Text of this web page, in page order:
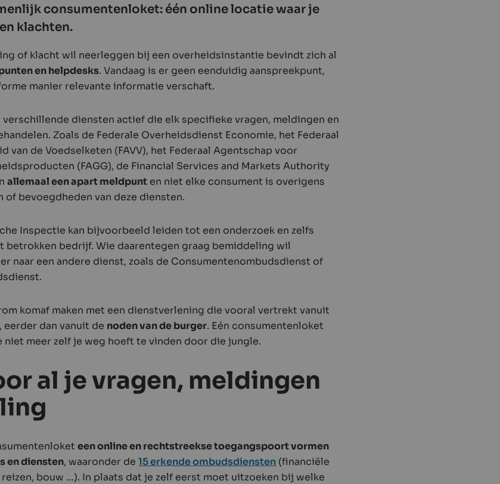
consumentenloket: één online locatie waar je
klachten.
of klacht wil neerleggen bij een overheidsinstantie bevindt zich al
en helpdesks. Vandaag is er geen eenduidig aanspreekpunt,
manier relevante informatie verschaft.
verschillende diensten actief die elk specifieke vragen, meldingen en
Zoals de Federale Overheidsdienst Economie, het Federaal
van de Voedselketen (FAVV), het Federaal Agentschap voor
(FAGG), de Financial Services and Markets Authority
allemaal een apart meldpunt en niet elke consument is overigens
of bevoegdheden van deze diensten.
Inspectie kan bijvoorbeeld leiden tot een onderzoek en zelfs
betrokken bedrijf. Wie daarentegen graag bemiddeling wil
naar een andere dienst, zoals de Consumentenombudsdienst of
komaf maken met een dienstverlening die vooral vertrekt vanuit
dan vanuit de noden van de burger. Eén consumentenloket
niet meer zelf je weg hoeft te vinden door die jungle.
al je vragen, meldingen
een online en rechtstreekse toegangspoort vormen
en diensten, waaronder de15 erkende ombudsdiensten (financiële
bouw …). In plaats dat je zelf eerst moet uitzoeken bij welke